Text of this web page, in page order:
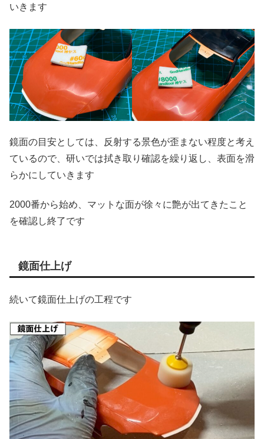
いきます
鏡面の目安としては、反射する景色が歪まない程度と考え
ているので、研いでは拭き取り確認を繰り返し、表面を滑
らかにしていきます
2000番から始め、マットな面が徐々に艶が出てきたこと
を確認し終了です
鏡面仕上げ
続いて鏡面仕上げの工程です